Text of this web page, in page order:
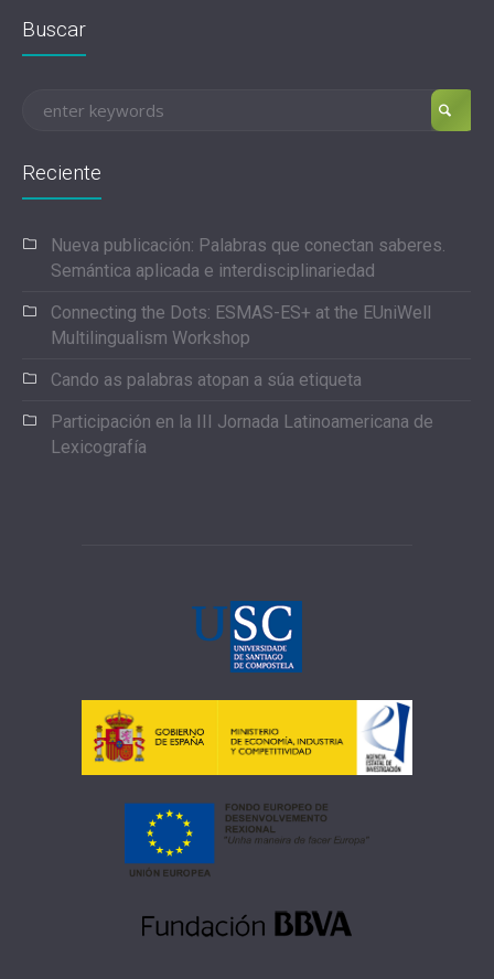
Buscar
Reciente
Nueva publicación: Palabras que conectan saberes.
Semántica aplicada e interdisciplinariedad
Connecting the Dots: ESMAS-ES+ at the EUniWell
Multilingualism Workshop
Cando as palabras atopan a súa etiqueta
Participación en la III Jornada Latinoamericana de
Lexicografía